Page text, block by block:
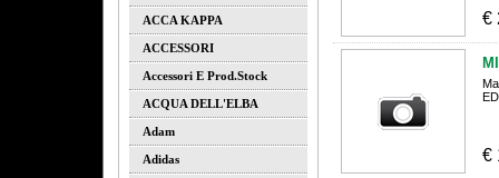
ACCA KAPPA
ACCESSORI
Accessori E Prod.stock
ACQUA DELL'ELBA
Adam
Adidas
€
€